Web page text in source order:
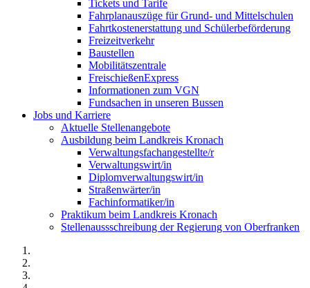
Tickets und Tarife
Fahrplanauszüge für Grund- und Mittelschulen
Fahrtkostenerstattung und Schülerbeförderung
Freizeitverkehr
Baustellen
Mobilitätszentrale
FreischießenExpress
Informationen zum VGN
Fundsachen in unseren Bussen
Jobs und Karriere
Aktuelle Stellenangebote
Ausbildung beim Landkreis Kronach
Verwaltungsfachangestellte/r
Verwaltungswirt/in
Diplomverwaltungswirt/in
Straßenwärter/in
Fachinformatiker/in
Praktikum beim Landkreis Kronach
Stellenaussschreibung der Regierung von Oberfranken